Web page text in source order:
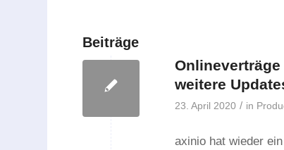
Beiträge
weitere
23. April 2020 / in
axinio hat wieder